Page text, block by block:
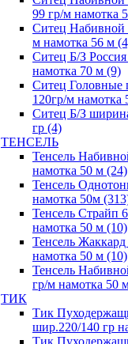
99 гр/м намотка
Ситец Набивной
м намотка 56 м
Ситец Б/З
намотка 70 м (9)
Ситец Головные
120гр/м намотка
Ситец Б/З
гр (4)
ТЕНСЕЛЬ
Тенсель
намотка 50 м (24)
Тенсель
намотка 50м
Тенсель Страйп
намотка 50 м (10)
Тенсель
намотка 50 м (10)
Тенсель
гр/м намотка 50
ТИК
Тик
шир.220/140 гр
Тик